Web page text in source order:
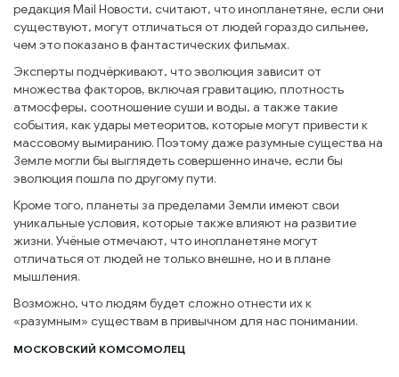
редакция Mail Новости, считают, что инопланетяне, если они
существуют, могут отличаться от людей гораздо сильнее,
чем это показано в фантастических фильмах.
Эксперты подчёркивают, что эволюция зависит от
множества факторов, включая гравитацию, плотность
атмосферы, соотношение суши и воды, а также такие
события, как удары метеоритов, которые могут привести к
массовому вымиранию. Поэтому даже разумные существа на
Земле могли бы выглядеть совершенно иначе, если бы
эволюция пошла по другому пути.
Кроме того, планеты за пределами Земли имеют свои
уникальные условия, которые также влияют на развитие
жизни. Учёные отмечают, что инопланетяне могут
отличаться от людей не только внешне, но и в плане
мышления.
Возможно, что людям будет сложно отнести их к
«разумным» существам в привычном для нас понимании.
МОСКОВСКИЙ КОМСОМОЛЕЦ